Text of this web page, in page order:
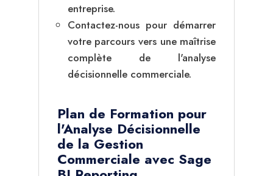
entreprise.
Contactez-nous pour démarrer
votre parcours vers une maîtrise
complète de l'analyse
décisionnelle commerciale.
Plan de Formation pour
l'Analyse Décisionnelle
de la Gestion
Commerciale avec Sage